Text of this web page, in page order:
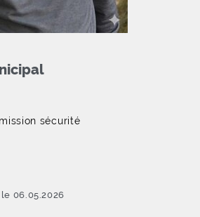
sécurité
06.05.2026